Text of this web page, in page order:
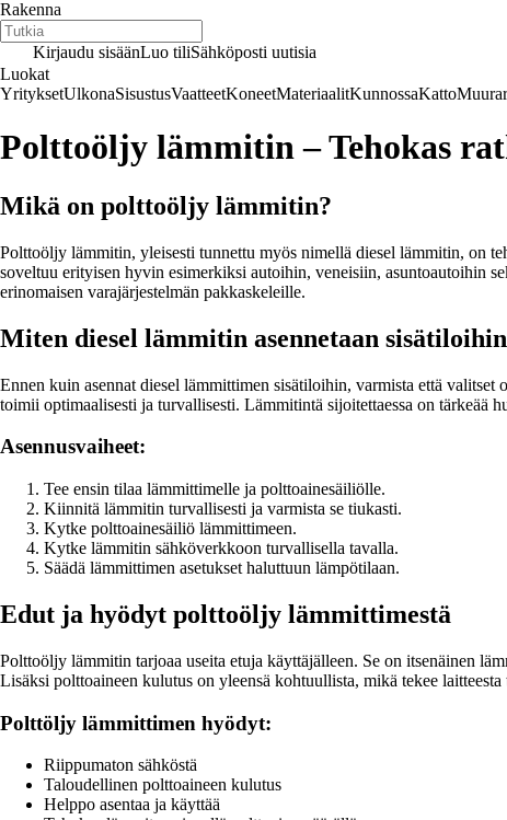
Rakenna
Kirjaudu sisäänLuo tiliSähköposti uutisia
Luokat
YrityksetUlkonaSisustusVaatteetKoneetMateriaalitKunnossaKatto
Polttoöljy lämmitin – Tehokas
Mikä on polttoöljy lämmitin?
Polttoöljy lämmitin, yleisesti tunnettu myös nimellä diesel lämmitin, on
soveltuu erityisen hyvin esimerkiksi autoihin, veneisiin, asuntoautoihin
erinomaisen varajärjestelmän pakkaskeleille.
Miten diesel lämmitin asennetaan
Ennen kuin asennat diesel lämmittimen sisätiloihin, varmista että
toimii optimaalisesti ja turvallisesti. Lämmitintä sijoitettaessa on tärkeää
Asennusvaiheet:
Tee ensin tilaa lämmittimelle ja polttoainesäiliölle.
Kiinnitä lämmitin turvallisesti ja varmista se tiukasti.
Kytke polttoainesäiliö lämmittimeen.
Kytke lämmitin sähköverkkoon turvallisella tavalla.
Säädä lämmittimen asetukset haluttuun lämpötilaan.
Edut ja hyödyt polttoöljy lämmittimestä
Polttoöljy lämmitin tarjoaa useita etuja käyttäjälleen. Se on itsenäinen
Lisäksi polttoaineen kulutus on yleensä kohtuullista, mikä tekee
Polttöljy lämmittimen hyödyt:
Riippumaton sähköstä
Taloudellinen polttoaineen kulutus
Helppo asentaa ja käyttää